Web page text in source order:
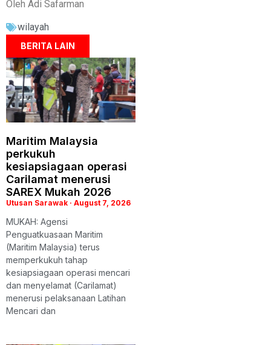
Oleh Adi Safarman
wilayah
BERITA LAIN
Maritim Malaysia
perkukuh
kesiapsiagaan operasi
Carilamat menerusi
SAREX Mukah 2026
Utusan Sarawak August 7, 2026
MUKAH: Agensi
Penguatkuasaan Maritim
(Maritim Malaysia) terus
memperkukuh tahap
kesiapsiagaan operasi mencari
dan menyelamat (Carilamat)
menerusi pelaksanaan Latihan
Mencari dan